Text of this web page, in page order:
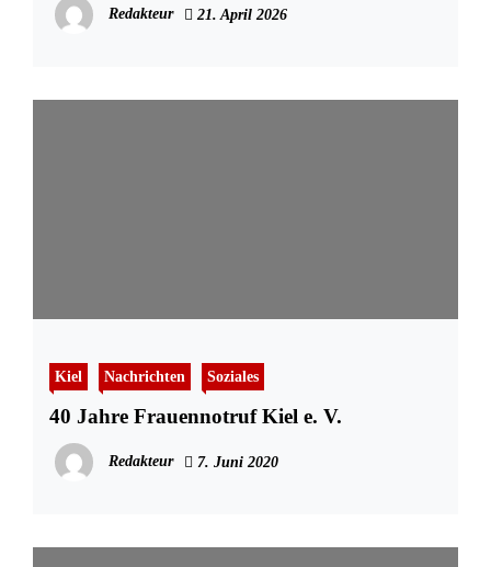
Redakteur 21. April 2026
Kiel Nachrichten Soziales
40 Jahre Frauennotruf Kiel e. V.
Redakteur 7. Juni 2020